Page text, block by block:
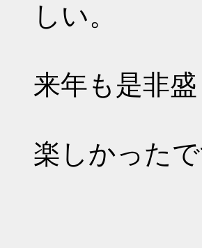
しい。
来年も是非
楽しかった